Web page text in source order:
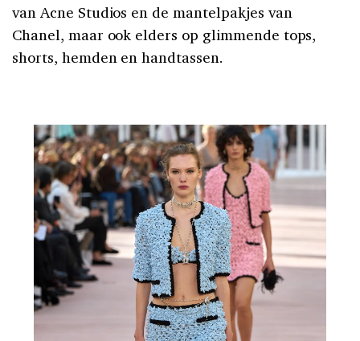
van Acne Studios en de mantelpakjes van
Chanel, maar ook elders op glimmende tops,
shorts, hemden en handtassen.